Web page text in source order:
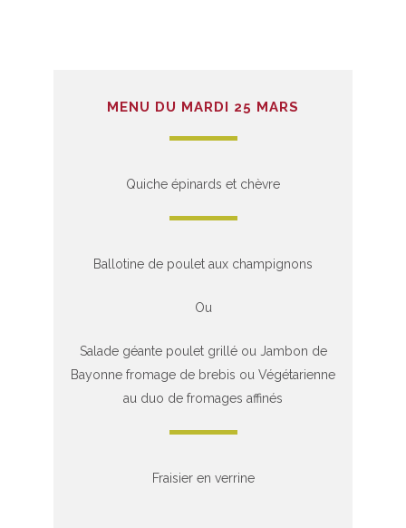
MENU DU MARDI 25 MARS
Quiche épinards et chèvre
Ballotine de poulet aux champignons
Ou
Salade géante poulet grillé ou Jambon de
Bayonne fromage de brebis ou Végétarienne
au duo de fromages affinés
Fraisier en verrine